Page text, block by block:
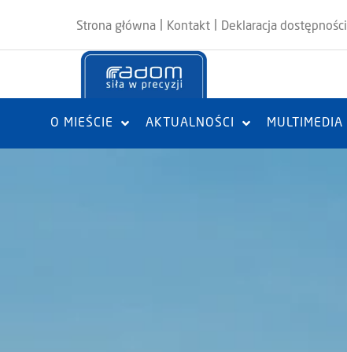
Strona główna Kontakt Deklaracja dostępności
O MIEŚCIE AKTUALNOŚCI MULTIMEDIA